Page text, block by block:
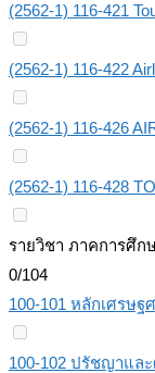
(2562-1) 116-421
(2562-1) 116-422
(2562-1) 116-426
(2562-1) 116-428
รายวิชา ภาคการศึก
0/104
100-101 หลักเศรษ
100-102 ปรัชญาแล